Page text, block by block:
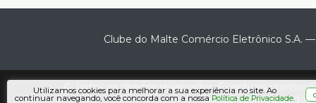
Clube do Malte Comércio Eletrônico S.A. —
© Todos os direitos reservados. Eventuais
layout aqui veiculados
Utilizamos cookies para melhorar a sua experiência no site. Ao
continuar navegando, você concorda com a nossa Política de Privacidade.